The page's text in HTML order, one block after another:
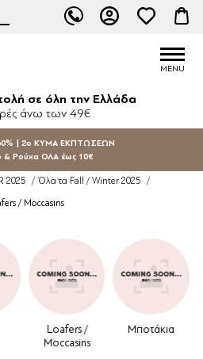
σε όλη την Ελλάδα
άνω των 49€
60% | 2ο ΚΥΜΑ ΕΚΠΤΩΣΕΩΝ
& Ρούχα ΟΛΑ έως 10€
2025 / Όλα τα Fall / Winter 2025 /
/ Moccasins
Loafers /
Moccasins
Μποτάκια